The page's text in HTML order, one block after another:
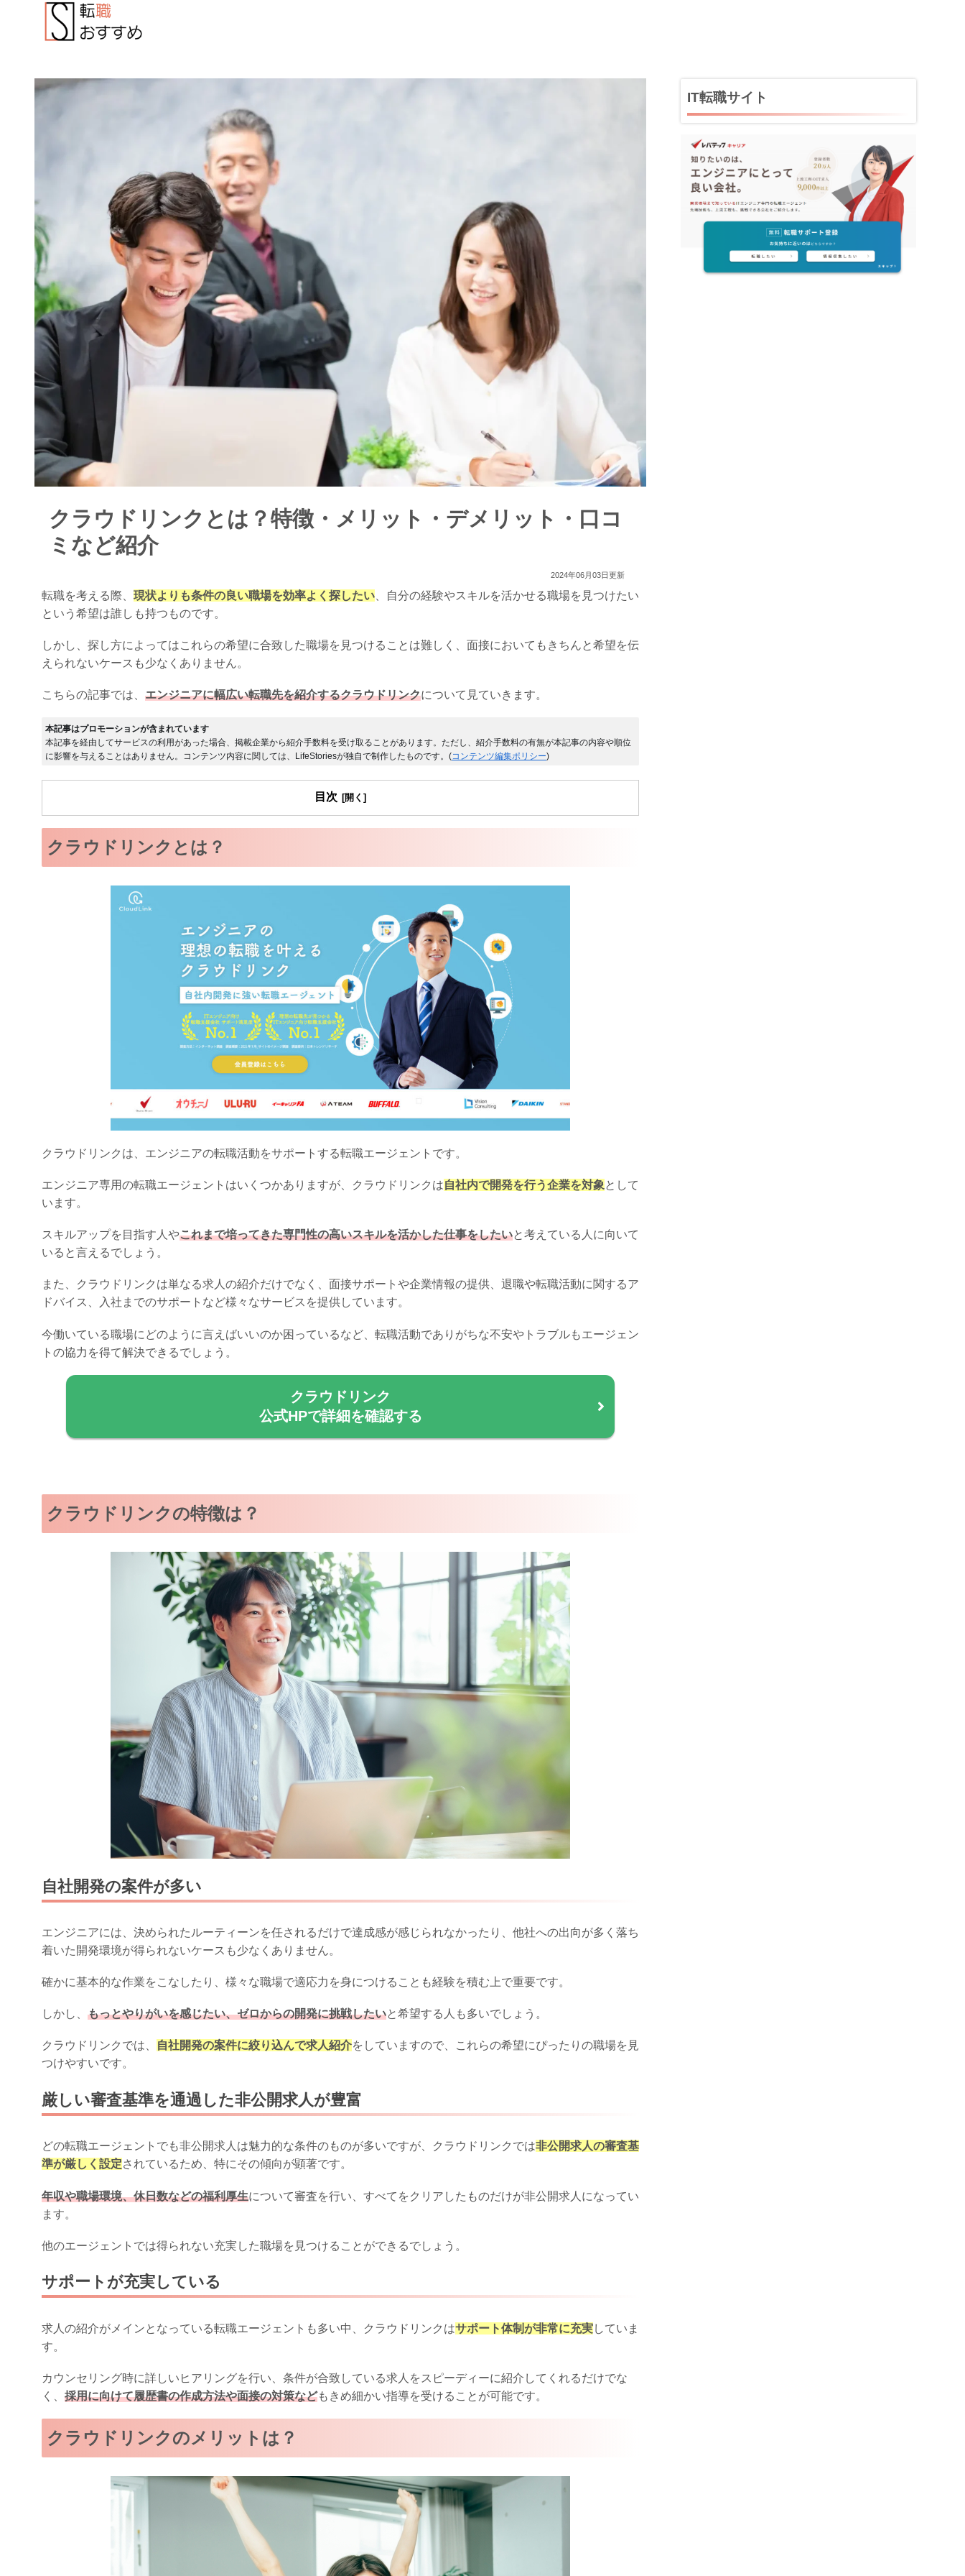
クラウドリンクとは？特徴・メリット・デメリット・口コ
ミなど紹介
2024年06月03日更新
転職を考える際、 現状よりも条件の良い職場を効率よく探したい 、自分の経験やスキルを活かせる職場を見つけたい
という希望は誰しも持つものです。
しかし、探し方によってはこれらの希望に合致した職場を見つけることは難しく、面接においてもきちんと希望を伝
えられないケースも少なくありません。
こちらの記事では、 エンジニアに幅広い転職先を紹介するクラウドリンクについて見ていきます。
本記事はプロモーションが含まれています
本記事を経由してサービスの利用があった場合、掲載企業から紹介手数料を受け取ることがあります。ただし、紹介手数料の有無が本記事の内容や順位
に影響を与えることはありません。コンテンツ内容に関しては、LifeStoriesが独自で制作したものです。(コンテンツ編集ポリシー)
目次
クラウドリンクとは？
クラウドリンクは、エンジニアの転職活動をサポートする転職エージェントです。
エンジニア専用の転職エージェントはいくつかありますが、クラウドリンクは自社内で開発を行う企業を対象として
います。
スキルアップを目指す人やこれまで培ってきた専門性の高いスキルを活かした仕事をしたいと考えている人に向いて
いると言えるでしょう。
また、クラウドリンクは単なる求人の紹介だけでなく、面接サポートや企業情報の提供、退職や転職活動に関するア
ドバイス、入社までのサポートなど様々なサービスを提供しています。
今働いている職場にどのように言えばいいのか困っているなど、転職活動でありがちな不安やトラブルもエージェン
トの協力を得て解決できるでしょう。
クラウドリンク
公式HPで詳細を確認する
クラウドリンクの特徴は？
自社開発の案件が多い
エンジニアには、決められたルーティーンを任されるだけで達成感が感じられなかったり、他社への出向が多く落ち
着いた開発環境が得られないケースも少なくありません。
確かに基本的な作業をこなしたり、様々な職場で適応力を身につけることも経験を積む上で重要です。
しかし、 もっとやりがいを感じたい、ゼロからの開発に挑戦したいと希望する人も多いでしょう。
クラウドリンクでは、 自社開発の案件に絞り込んで求人紹介をしていますので、これらの希望にぴったりの職場を見
つけやすいです。
厳しい審査基準を通過した非公開求人が豊富
どの転職エージェントでも非公開求人は魅力的な条件のものが多いですが、クラウドリンクでは非公開求人の審査基
準が厳しく設定されているため、特にその傾向が顕著です。
年収や職場環境、休日数などの福利厚生について審査を行い、すべてをクリアしたものだけが非公開求人になってい
ます。
他のエージェントでは得られない充実した職場を見つけることができるでしょう。
サポートが充実している
求人の紹介がメインとなっている転職エージェントも多い中、クラウドリンクはサポート体制が非常に充実していま
す。
カウンセリング時に詳しいヒアリングを行い、条件が合致している求人をスピーディーに紹介してくれるだけでな
く、 採用に向けて履歴書の作成方法や面接の対策などもきめ細かい指導を受けることが可能です。
クラウドリンクのメリットは？
IT転職サイト